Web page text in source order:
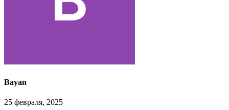
Bayan
25 февраля, 2025